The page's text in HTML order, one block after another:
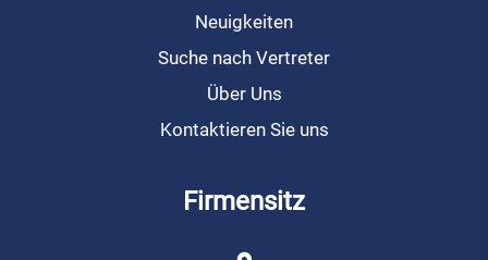
Neuigkeiten
Suche nach Vertreter
Über Uns
Kontaktieren Sie uns
Firmensitz